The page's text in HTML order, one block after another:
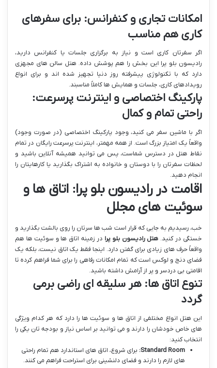
امکانات تجاری و کنفرانس: برای سفرهای
کاری هم مناسب
اگر سفرتان کاری است و نیاز به برگزاری جلسات یا کنفرانس دارید،
رادیسون بلو پرا این بخش را هم پوشش داده. هتل سالن های مجهزی
دارد که با تکنولوژی پیشرفته روز دنیا تجهیز شده اند و برای انواع
رویدادهای کاری، جلسات و همایش ها کاملاً مناسبند.
پارکینگ اختصاصی و اینترنت پرسرعت:
راحتی تمام و کمال
اگر با ماشین سفر می کنید، وجود پارکینگ اختصاصی (در صورت وجود)
واقعاً یک امتیاز بزرگ است. از همه مهمتر، اینترنت پرسرعت رایگان در تمام
نقاط هتل در دسترس شماست، پس می توانید همیشه آنلاین باشید و
لحظات سفرتان را با دوستان و خانواده به اشتراک بگذارید یا کارهایتان را
انجام دهید.
اقامت در رادیسون بلو پرا: اتاق ها و
سوئیت های مجلل
خب، رسیدیم به جایی که قرار است شب ها سرتان را روی بالشت بگذارید و
خستگی در کنید. هتل رادیسون بلو پرا در زمینه اتاق ها و سوئیت ها هم
واقعاً حرف های زیادی برای گفتن دارد. اینجا فقط یک اتاق نیست، بلکه یک
فضای دنج و لوکس است که تمام امکانات رفاهی را برای شما فراهم کرده تا
اقامتی بی دردسر و پر از آرامش داشته باشید.
تنوع اتاق ها: هر سلیقه ای راضی برمی
گردد
این هتل انواع مختلفی از اتاق ها و سوئیت ها را دارد که هر کدام ویژگی
های خاص خودشان را دارند و می توانید بر اساس نیاز و بودجه تان یکی را
انتخاب کنید:
Standard Room: برای شروع، اتاق های استاندارد هم تمام راحتی
های لازم را دارند و فضای دلنشینی برای استراحت فراهم می کنند.